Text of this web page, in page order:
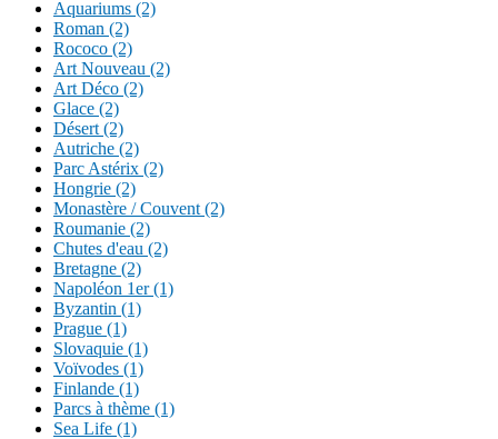
Aquariums (2)
Roman (2)
Rococo (2)
Art Nouveau (2)
Art Déco (2)
Glace (2)
Désert (2)
Autriche (2)
Parc Astérix (2)
Hongrie (2)
Monastère / Couvent (2)
Roumanie (2)
Chutes d'eau (2)
Bretagne (2)
Napoléon 1er (1)
Byzantin (1)
Prague (1)
Slovaquie (1)
Voïvodes (1)
Finlande (1)
Parcs à thème (1)
Sea Life (1)